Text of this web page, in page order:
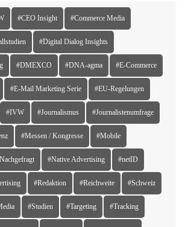
#CEO Insight #Commerce Media
#Digital Dialog Insights
#DMEXCO #DNA-agma #E-Commerce
#E-Mail Marketing Serie #EU-Regelungen
#IVW #Journalismus #Journalistenumfrage
#Messen / Kongresse #Mobile
#Native Advertising #netID
#Redaktion #Reichweite #Schweiz
#Studien #Targeting #Tracking